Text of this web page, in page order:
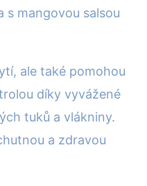
s mangovou salsou
ale také pomohou
díky vyvážené
tuků a vlákniny.
a zdravou